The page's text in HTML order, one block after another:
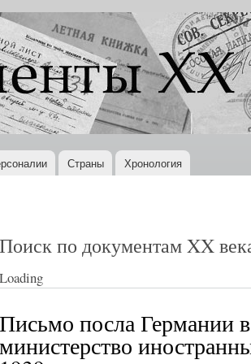
Перейти к
основному
содержанию
Страны Хронология
Поиск по документам XX
Loading
Письмо посла
министерство